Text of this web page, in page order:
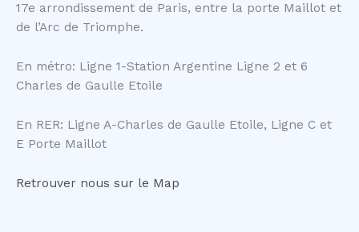
17e arrondissement de Paris, entre la porte Maillot et
de l’Arc de Triomphe.
En métro: Ligne 1-Station Argentine Ligne 2 et 6
Charles de Gaulle Etoile
En RER: Ligne A-Charles de Gaulle Etoile, Ligne C et
E Porte Maillot
Retrouver nous sur le Map